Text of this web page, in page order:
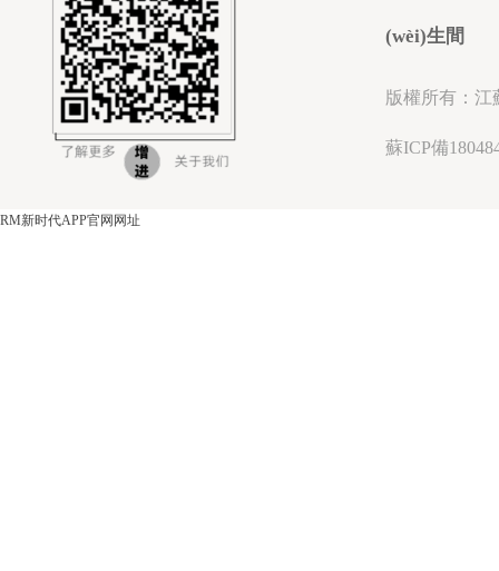
(wèi)生間
版權所有：
蘇ICP備
RM新时代APP官网网址